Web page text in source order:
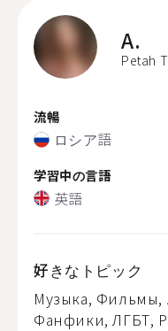
A.
Petah
流暢
ロシア語
学習中の言語
英語
好きなトピック
Музыка,
Фанфики, ЛГБТ,